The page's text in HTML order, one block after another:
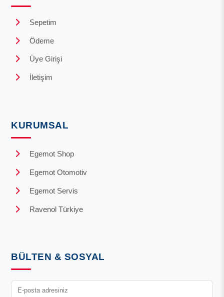
Sepetim
Ödeme
Üye Girişi
İletişim
KURUMSAL
Egemot Shop
Egemot Otomotiv
Egemot Servis
Ravenol Türkiye
BÜLTEN & SOSYAL